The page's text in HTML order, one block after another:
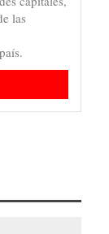
las